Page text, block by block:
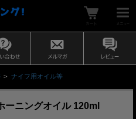
> ナイフ用オイル等
ニングオイル 120ml